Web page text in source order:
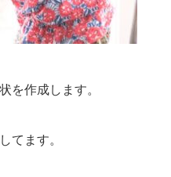
を作成します。
てます。